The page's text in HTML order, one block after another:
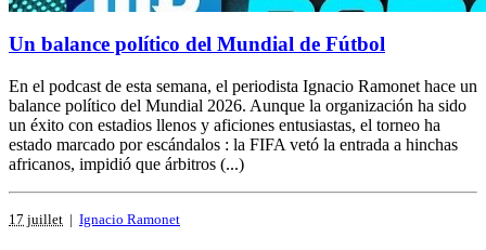
Un balance político del Mundial de Fútbol
En el podcast de esta semana, el periodista Ignacio Ramonet hace un
balance político del Mundial 2026. Aunque la organización ha sido
un éxito con estadios llenos y aficiones entusiastas, el torneo ha
estado marcado por escándalos : la FIFA vetó la entrada a hinchas
africanos, impidió que árbitros (...)
17 juillet | Ignacio Ramonet